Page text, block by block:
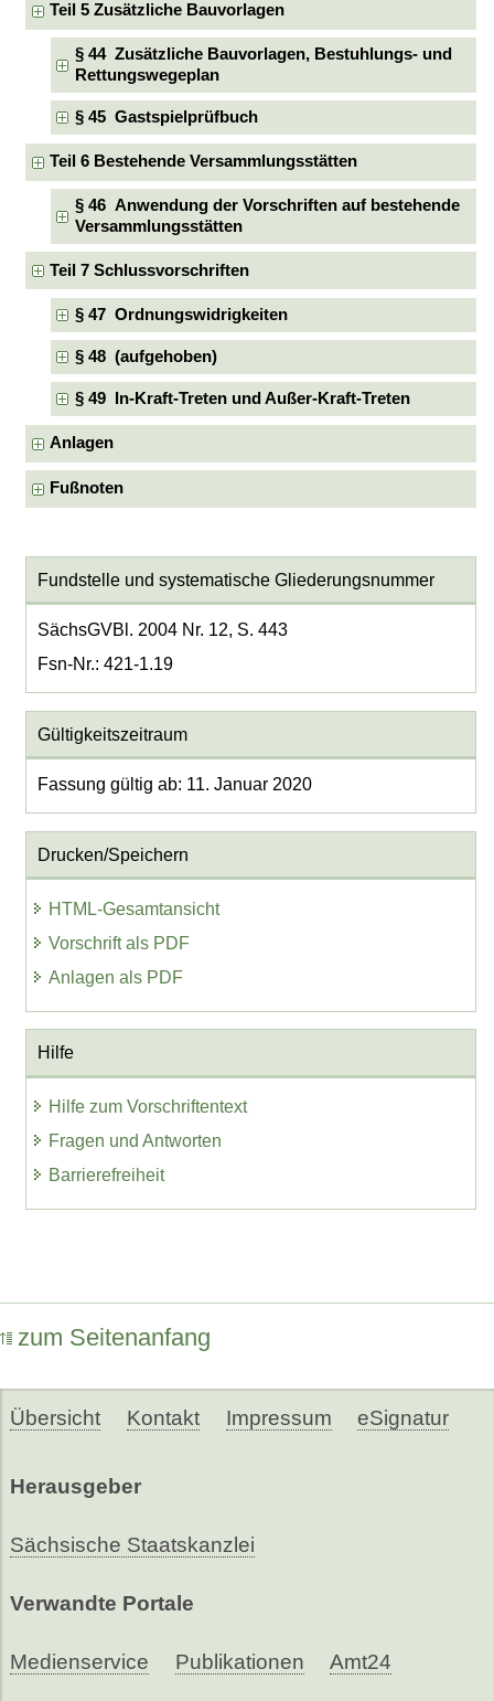
Teil 5 Zusätzliche Bauvorlagen
§ 44 Zusätzliche Bauvorlagen, Bestuhlungs- und
Rettungswegeplan
§ 45 Gastspielprüfbuch
Teil 6 Bestehende Versammlungsstätten
§ 46 Anwendung der Vorschriften auf bestehende
Versammlungsstätten
Teil 7 Schlussvorschriften
§ 47 Ordnungswidrigkeiten
§ 48 (aufgehoben)
§ 49 In-Kraft-Treten und Außer-Kraft-Treten
Anlagen
Fußnoten
Fundstelle und systematische Gliederungsnummer
SächsGVBl. 2004 Nr. 12, S. 443
Fsn-Nr.: 421-1.19
Gültigkeitszeitraum
Fassung gültig ab: 11. Januar 2020
Drucken/Speichern
HTML-Gesamtansicht
Vorschrift als PDF
Anlagen als PDF
Hilfe
Hilfe zum Vorschriftentext
Fragen und Antworten
Barrierefreiheit
zum Seitenanfang
Übersicht Kontakt Impressum eSignatur
Herausgeber
Sächsische Staatskanzlei
Verwandte Portale
Medienservice Publikationen Amt24